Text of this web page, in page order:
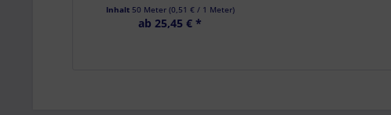
Inhalt 50 Meter (0,51 € / 1 Meter)
ab 25,45 € *